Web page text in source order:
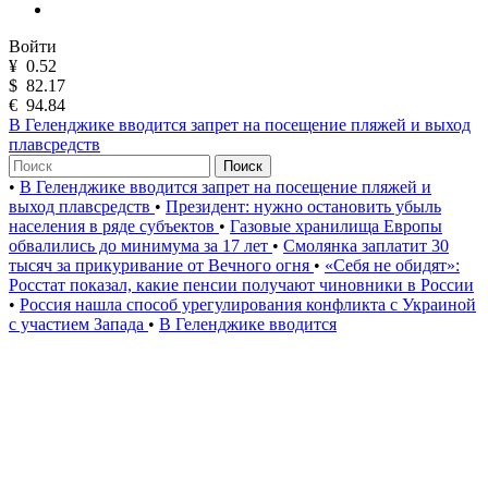
Войти
¥ 0.52
$ 82.17
€ 94.84
В Геленджике вводится запрет на посещение пляжей и выход
плавсредств
Поиск
• В Геленджике вводится запрет на посещение пляжей и
выход плавсредств • Президент: нужно остановить убыль
населения в ряде субъектов • Газовые хранилища Европы
обвалились до минимума за 17 лет • Смолянка заплатит 30
тысяч за прикуривание от Вечного огня • «Себя не обидят»:
Росстат показал, какие пенсии получают чиновники в России
• Россия нашла способ урегулирования конфликта с Украиной
с участием Запада • В Геленджике вводится